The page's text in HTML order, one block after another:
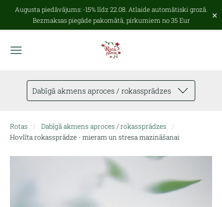
Augusta piedāvājums: -15% līdz 22.08. Atlaide automātiski grozā.
Bezmaksas piegāde pakomātā, pirkumiem no 35 Eur
×
Dabīgā akmens aproces / rokassprādzes
Rotas
Dabīgā akmens aproces / rokassprādzes
Hovlīta rokassprādze - mieram un stresa mazināšanai